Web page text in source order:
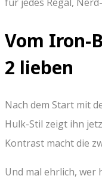
Vom Iron-
2 lieben
Nach dem Start mit
Hulk-Stil zeigt ihn
Kontrast macht die
Und mal ehrlich,